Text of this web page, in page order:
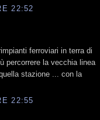
22:52
ferroviari in terra di
percorrere la vecchia linea
stazione ... con la
22:55